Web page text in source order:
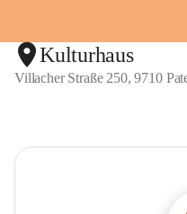
Kulturhaus
Villacher Straße 250, 9710